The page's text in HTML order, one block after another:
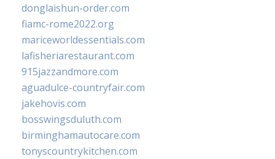
donglaishun-order.com
fiamc-rome2022.org
mariceworldessentials.com
lafisheriarestaurant.com
915jazzandmore.com
aguadulce-countryfair.com
jakehovis.com
bosswingsduluth.com
birminghamautocare.com
tonyscountrykitchen.com